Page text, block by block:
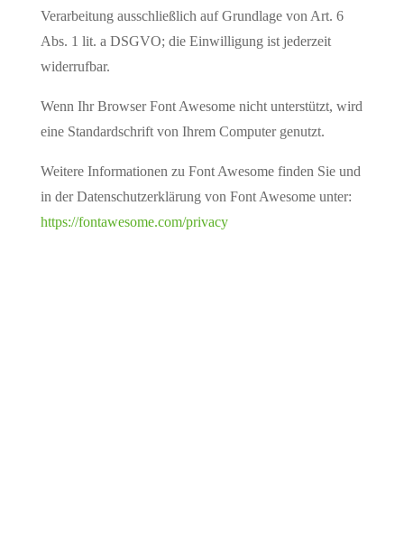
Verarbeitung ausschließlich auf Grundlage von Art. 6
Abs. 1 lit. a DSGVO; die Einwilligung ist jederzeit
widerrufbar.
Wenn Ihr Browser Font Awesome nicht unterstützt, wird
eine Standardschrift von Ihrem Computer genutzt.
Weitere Informationen zu Font Awesome finden Sie und
in der Datenschutzerklärung von Font Awesome unter:
https://fontawesome.com/privacy